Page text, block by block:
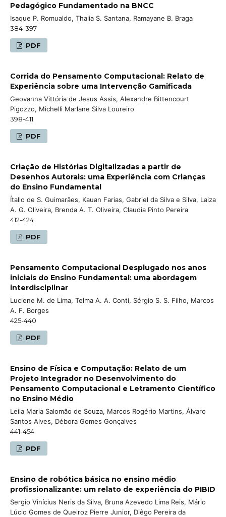
Pedagógico Fundamentado na BNCC
Isaque P. Romualdo, Thalia S. Santana, Ramayane B. Braga
384-397
PDF
Corrida do Pensamento Computacional: Relato de
Experiência sobre uma Intervenção Gamificada
Geovanna Vittória de Jesus Assis, Alexandre Bittencourt
Pigozzo, Michelli Marlane Silva Loureiro
398-411
PDF
Criação de Histórias Digitalizadas a partir de
Desenhos Autorais: uma Experiência com Crianças
do Ensino Fundamental
Ítallo de S. Guimarães, Kauan Farias, Gabriel da Silva e Silva, Laiza
A. G. Oliveira, Brenda A. T. Oliveira, Claudia Pinto Pereira
412-424
PDF
Pensamento Computacional Desplugado nos anos
iniciais do Ensino Fundamental: uma abordagem
interdisciplinar
Luciene M. de Lima, Telma A. A. Conti, Sérgio S. S. Filho, Marcos
A. F. Borges
425-440
PDF
Ensino de Física e Computação: Relato de um
Projeto Integrador no Desenvolvimento do
Pensamento Computacional e Letramento Científico
no Ensino Médio
Leila Maria Salomão de Souza, Marcos Rogério Martins, Álvaro
Santos Alves, Débora Gomes Gonçalves
441-454
PDF
Ensino de robótica básica no ensino médio
profissionalizante: um relato de experiência do PIBID
Sergio Vinícius Neris da Silva, Bruna Azevedo Lima Reis, Mário
Lúcio Gomes de Queiroz Pierre Junior, Diêgo Pereira da